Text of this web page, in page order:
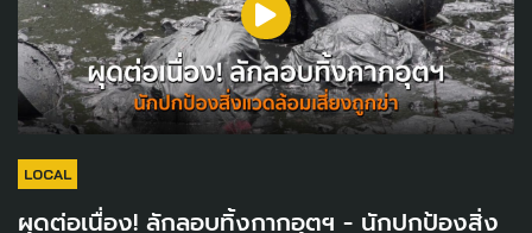
LOCAL
ผุดต่อเนื่อง! ลักลอบทิ้งกากอุตฯ - นักปกป้องสิ่ง